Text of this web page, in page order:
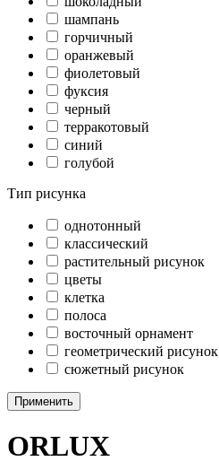
шампань
горчичный
оранжевый
фиолетовый
фуксия
черный
терракотовый
синий
голубой
Тип рисунка
однотонный
классический
растительный рисунок
цветы
клетка
полоса
восточный орнамент
геометрический рисунок
сюжетный рисунок
Применить
ORLUX